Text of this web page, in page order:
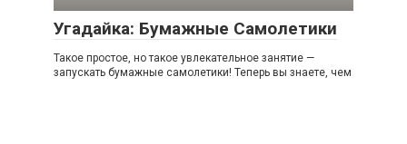
Угадайка: Бумажные Самолетики
Такое простое, но такое увлекательное занятие —
запускать бумажные самолетики! Теперь вы знаете, чем